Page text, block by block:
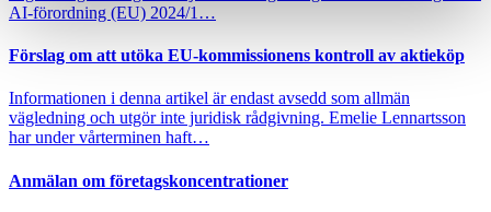
AI-förordning (EU) 2024/1…
Förslag om att utöka EU-kommissionens kontroll av aktieköp
Informationen i denna artikel är endast avsedd som allmän
vägledning och utgör inte juridisk rådgivning. Emelie Lennartsson
har under vårterminen haft…
Anmälan om företagskoncentrationer